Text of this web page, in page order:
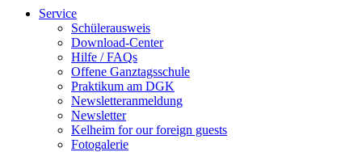
Service
Schülerausweis
Download-Center
Hilfe / FAQs
Offene Ganztagsschule
Praktikum am DGK
Newsletteranmeldung
Newsletter
Kelheim for our foreign guests
Fotogalerie